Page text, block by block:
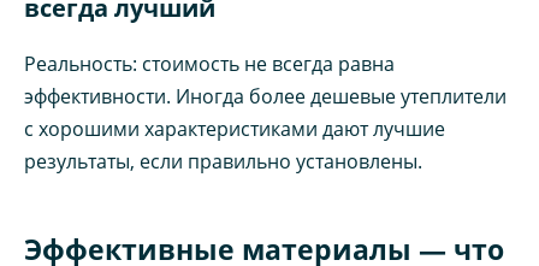
всегда лучший
Реальность: стоимость не всегда равна
эффективности. Иногда более дешевые утеплители
с хорошими характеристиками дают лучшие
результаты, если правильно установлены.
Эффективные материалы — что